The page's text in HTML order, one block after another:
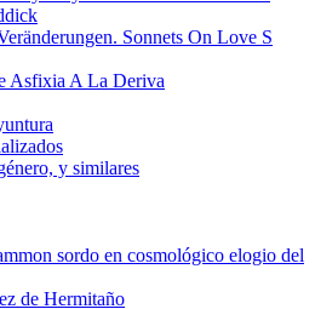
Sonnets On Love S
Asfixia A La Deriva
y similares
sordo en cosmológico elogio del
de Hermitaño